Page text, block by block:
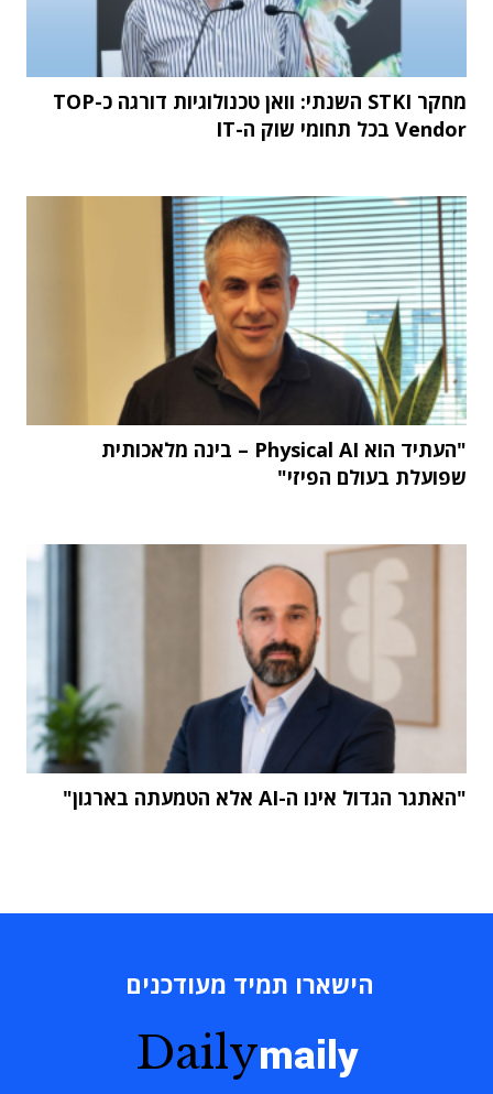
מחקר STKI השנתי: וואן טכנולוגיות דורגה כ-TOP
Vendor בכל תחומי שוק ה-IT
"העתיד הוא Physical AI – בינה מלאכותית
שפועלת בעולם הפיזי"
"האתגר הגדול אינו ה-AI אלא הטמעתה בארגון"
הישארו תמיד מעודכנים
Dailymaily